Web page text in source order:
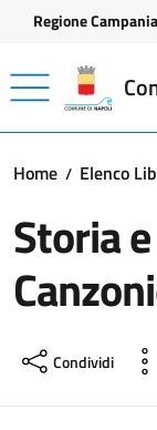
Vai ai contenuti
Vai al footer
Regione Campania
Home Elenco
Storia
Condividi